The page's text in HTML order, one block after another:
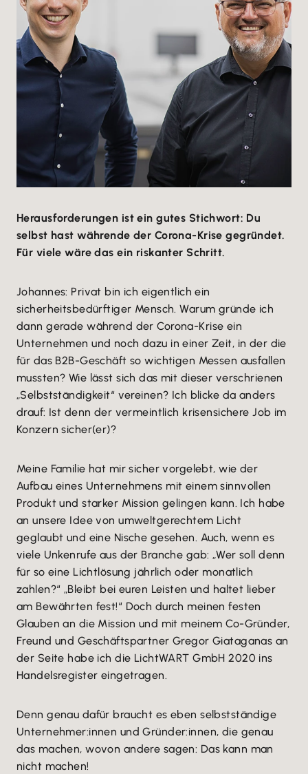
Herausforderungen ist ein gutes Stichwort: Du
selbst hast währende der Corona-Krise gegründet.
Für viele wäre das ein riskanter Schritt.
Johannes: Privat bin ich eigentlich ein
sicherheitsbedürftiger Mensch. Warum gründe ich
dann gerade während der Corona-Krise ein
Unternehmen und noch dazu in einer Zeit, in der die
für das B2B-Geschäft so wichtigen Messen ausfallen
mussten? Wie lässt sich das mit dieser verschrienen
„Selbstständigkeit“ vereinen? Ich blicke da anders
drauf: Ist denn der vermeintlich krisensichere Job im
Konzern sicher(er)?
Meine Familie hat mir sicher vorgelebt, wie der
Aufbau eines Unternehmens mit einem sinnvollen
Produkt und starker Mission gelingen kann. Ich habe
an unsere Idee von umweltgerechtem Licht
geglaubt und eine Nische gesehen. Auch, wenn es
viele Unkenrufe aus der Branche gab: „Wer soll denn
für so eine Lichtlösung jährlich oder monatlich
zahlen?“ „Bleibt bei euren Leisten und haltet lieber
am Bewährten fest!“ Doch durch meinen festen
Glauben an die Mission und mit meinem Co-Gründer,
Freund und Geschäftspartner Gregor Giataganas an
der Seite habe ich die LichtWART GmbH 2020 ins
Handelsregister eingetragen.
Denn genau dafür braucht es eben selbstständige
Unternehmer:innen und Gründer:innen, die genau
das machen, wovon andere sagen: Das kann man
nicht machen!